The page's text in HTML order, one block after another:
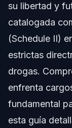
Lista de
Costos y
Errores
Notas
su libertad y
catalogada
(Schedule II)
estrictas
drogas.
enfrenta
fundamental
esta guía